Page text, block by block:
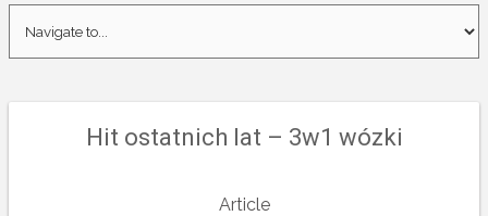
Hit ostatnich lat – 3w1 wózki
Article